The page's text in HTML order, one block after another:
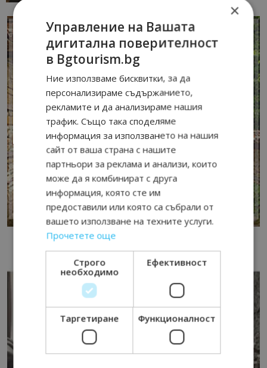
×
Управление на Вашата
дигитална поверителност
в Bgtourism.bg
Ние използваме бисквитки, за да
персонализираме съдържанието,
рекламите и да анализираме нашия
трафик. Също така споделяме
информация за използването на нашия
сайт от ваша страна с нашите
партньори за реклама и анализи, които
може да я комбинират с друга
информация, която сте им
предоставили или която са събрали от
вашето използване на техните услуги.
Прочетете още
Строго
необходимо
Ефективност
Таргетиране Функционалност